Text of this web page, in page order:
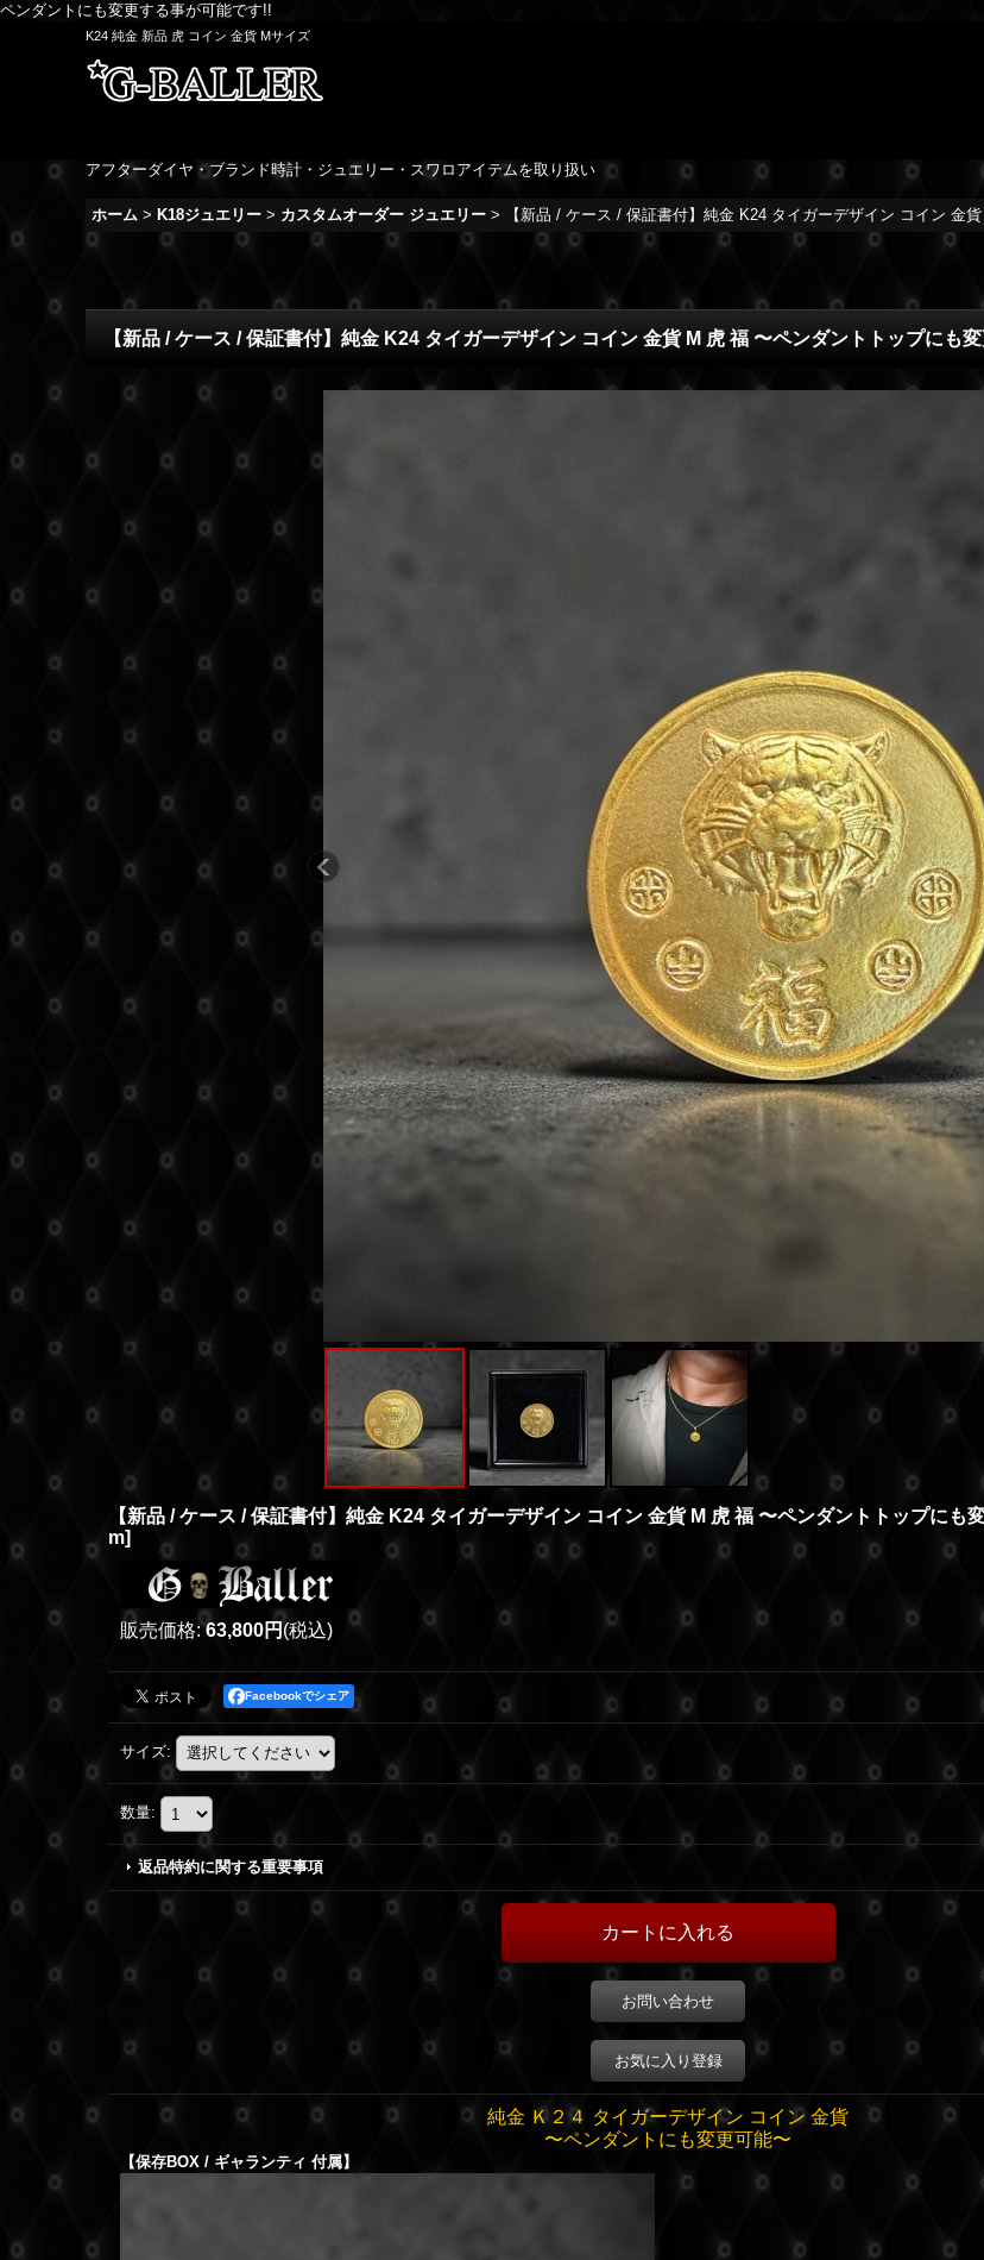
ペンダントにも変更する事が可能です!!
K24 純金 新品 虎 コイン 金貨 Mサイズ
アフターダイヤ・ブランド時計・ジュエリー・スワロアイテムを取り扱い
ホーム > K18ジュエリー > カスタムオーダー ジュエリー > 【新品 / ケース / 保証書付】純金 K24 タイガーデザイン コイン 金
【新品 / ケース / 保証書付】純金 K24 タイガーデザイン コイン 金貨 M 虎 福 〜ペンダントトップにも
【新品 / ケース / 保証書付】純金 K24 タイガーデザイン コイン 金貨 M 虎 福 〜ペンダントトップにも
m]
販売価格: 63,800円(税込)
Facebookでシェア
サイズ:
数量:
返品特約に関する重要事項
お問い合わせ
お気に入り登録
純金 Ｋ２４ タイガーデザイン コイン 金貨
〜ペンダントにも変更可能〜
【保存BOX / ギャランティ 付属】